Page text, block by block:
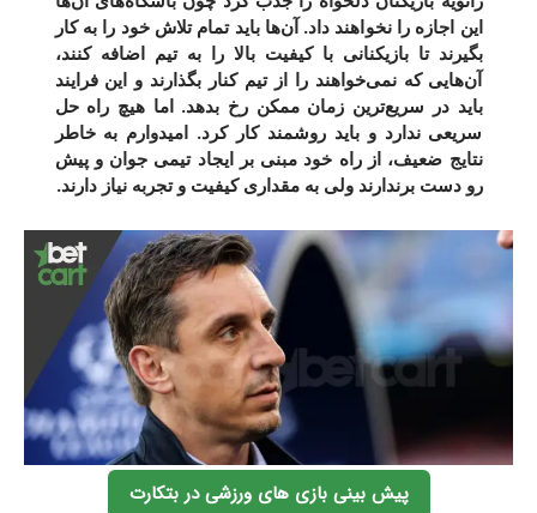
این اجازه را نخواهند داد. آن‌ها باید تمام تلاش خود را به کار
بگیرند تا بازیکنانی با کیفیت بالا را به تیم اضافه کنند،
آن‌هایی که نمی‌خواهند را از تیم کنار بگذارند و این فرایند
باید در سریع‌ترین زمان ممکن رخ بدهد. اما هیچ راه حل
سریعی ندارد و باید روشمند کار کرد. امیدوارم به خاطر
نتایج ضعیف، از راه خود مبنی بر ایجاد تیمی جوان و پیش
رو دست برندارند ولی به مقداری کیفیت و تجربه نیاز دارند.
پیش بینی بازی های ورزشی در بتکارت